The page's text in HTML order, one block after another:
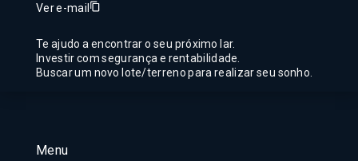
Menu
Ver e-mail
Te ajudo a encontrar o seu próximo lar.
Investir com segurança e rentabilidade.
Buscar um novo lote/terreno para realizar seu sonho.